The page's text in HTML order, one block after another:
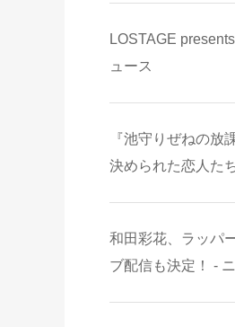
LOSTAGE
ュース
『池守りぜねの
決められた恋人た
和田彩花、ラッパ
ブ配信も決定！ -